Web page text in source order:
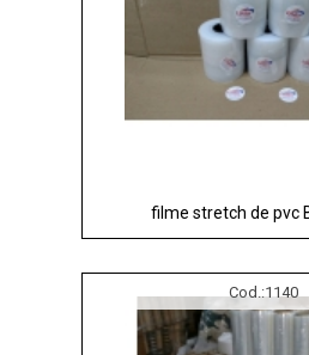
filme stretch de pvc
Cod.:1140